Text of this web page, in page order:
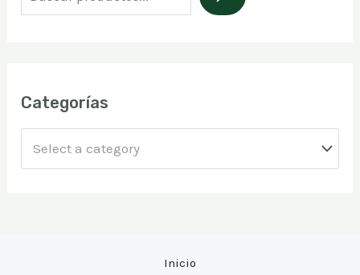
u
a
r
Categorías
Select a category
Inicio